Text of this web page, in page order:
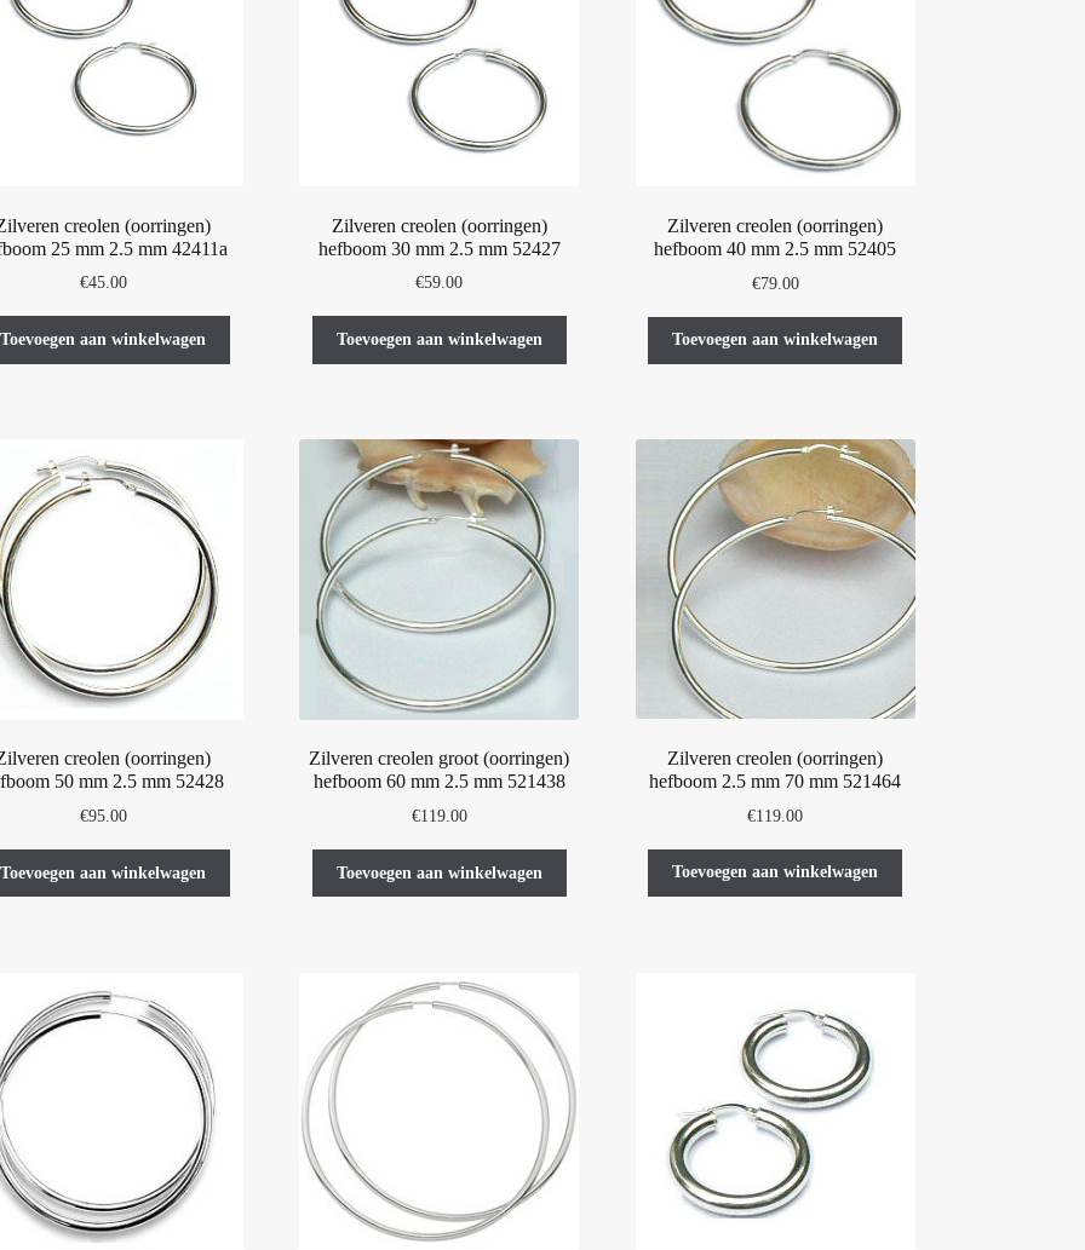
creolen (oorringen)
25 mm 2.5 mm 42411a
€45.00
Toevoegen aan winkelwagen
Zilveren creolen (oorringen)
hefboom 30 mm 2.5 mm 52427
€59.00
Toevoegen aan winkelwagen
Zilveren creolen (oorringen)
hefboom 40 mm 2.5 mm 52405
€79.00
Toevoegen aan winkelwagen
creolen (oorringen)
50 mm 2.5 mm 52428
€95.00
Toevoegen aan winkelwagen
Zilveren creolen groot (oorringen)
hefboom 60 mm 2.5 mm 521438
€119.00
Toevoegen aan winkelwagen
Zilveren creolen (oorringen)
hefboom 2.5 mm 70 mm 521464
€119.00
Toevoegen aan winkelwagen